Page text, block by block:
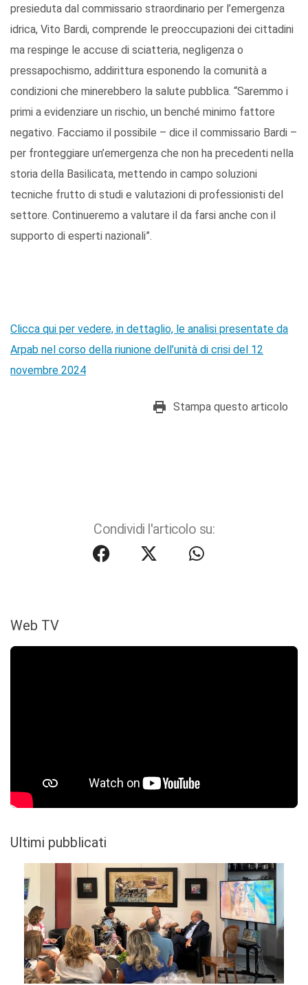
presieduta dal commissario straordinario per l’emergenza
idrica, Vito Bardi, comprende le preoccupazioni dei cittadini
ma respinge le accuse di sciatteria, negligenza o
pressapochismo, addirittura esponendo la comunità a
condizioni che minerebbero la salute pubblica. “Saremmo i
primi a evidenziare un rischio, un benché minimo fattore
negativo. Facciamo il possibile – dice il commissario Bardi –
per fronteggiare un’emergenza che non ha precedenti nella
storia della Basilicata, mettendo in campo soluzioni
tecniche frutto di studi e valutazioni di professionisti del
settore. Continueremo a valutare il da farsi anche con il
supporto di esperti nazionali”.
Clicca qui per vedere, in dettaglio, le analisi presentate da
Arpab nel corso della riunione dell’unità di crisi del 12
novembre 2024
Stampa questo articolo
Condividi l'articolo su:
Web TV
Ultimi pubblicati